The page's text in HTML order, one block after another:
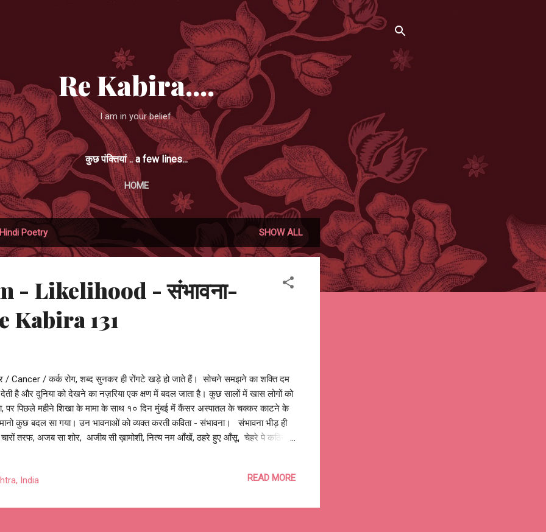
Re Kabira....
I am in your belief.
कुछ पंक्तियां .. a few lines...
HOME
Hindi Poetry SHOW ALL
- Likelihood - संभावना-
Kabira 131
/ Cancer / कर्क रोग, शब्द सुनकर ही रोंगटे खड़े हो जाते हैं। सोचने समझने का शक्ति दम
है और दुनिया को देखने का नज़रिया एक क्षण में बदल जाता है। कुछ सालों में खास लोगों को
पर पिछले महीने शिखा के मामा के साथ १० दिन मुंबई में कैंसर अस्पातल के चक्कर काटने के
कुछ बदल सा गया। उन भावनाओं को व्यक्त करती कविता - संभावना। संभावना भीड़ ही
चारों तरफ, अजब सा शोर, अजीब सी ख़ामोशी, नित्य नम आँखें, ठहरे हुए आँसू, चेहरे पे कठिन
भीड़ में वो लोग, कहीं नहीं जा पा रहे हैं... उदासी ही उदासी चारों तरफ, ये इतना दुःख कैसे हैं
चुबती नलियाँ क्यों हैं, कहाँ समझते, काँपते हाथ पिता के, बेटे की व्हीलचेयर को धकेलते, बेटी पिता
India READ MORE